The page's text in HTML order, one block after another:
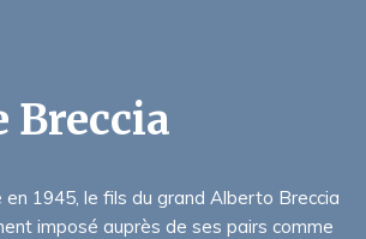
Breccia
en 1945, le fils du grand Alberto Breccia
imposé auprès de ses pairs comme